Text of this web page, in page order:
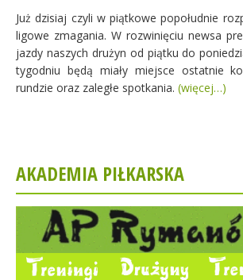
Już dzisiaj czyli w piątkowe popołudnie
ligowe zmagania. W rozwinięciu newsa
jazdy naszych drużyn od piątku do
tygodniu będą miały miejsce ostatnie
rundzie oraz zaległe spotkania. (więcej…)
AKADEMIA PIŁKARSKA